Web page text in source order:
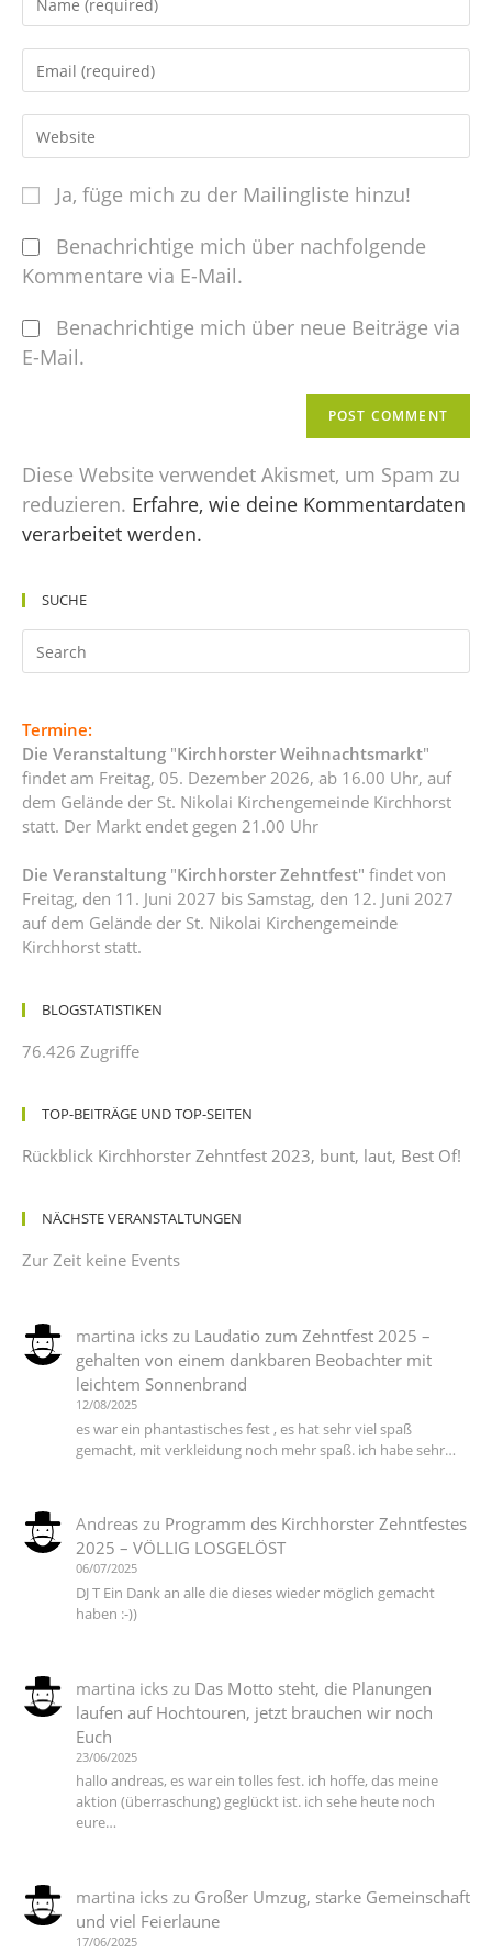
Ja, füge mich zu der Mailingliste hinzu!
Benachrichtige mich über nachfolgende
Kommentare via E-Mail.
Benachrichtige mich über neue Beiträge via
E-Mail.
Diese Website verwendet Akismet, um Spam zu
reduzieren. Erfahre, wie deine Kommentardaten
verarbeitet werden.
SUCHE
Termine:
Die Veranstaltung "Kirchhorster Weihnachtsmarkt"
findet am Freitag, 05. Dezember 2026, ab 16.00 Uhr, auf
dem Gelände der St. Nikolai Kirchengemeinde Kirchhorst
statt. Der Markt endet gegen 21.00 Uhr
Die Veranstaltung "Kirchhorster Zehntfest" findet von
Freitag, den 11. Juni 2027 bis Samstag, den 12. Juni 2027
auf dem Gelände der St. Nikolai Kirchengemeinde
Kirchhorst statt.
BLOGSTATISTIKEN
76.426 Zugriffe
TOP-BEITRÄGE UND TOP-SEITEN
Rückblick Kirchhorster Zehntfest 2023, bunt, laut, Best Of!
NÄCHSTE VERANSTALTUNGEN
Zur Zeit keine Events
martina ickszu Laudatio zum Zehntfest 2025 –
gehalten von einem dankbaren Beobachter mit
leichtem Sonnenbrand
12/08/2025
es war ein phantastisches fest , es hat sehr viel spaß
gemacht, mit verkleidung noch mehr spaß. ich habe sehr…
Andreaszu Programm des Kirchhorster Zehntfestes
2025 – VÖLLIG LOSGELÖST
06/07/2025
DJ T Ein Dank an alle die dieses wieder möglich gemacht
haben :-))
martina ickszu Das Motto steht, die Planungen
laufen auf Hochtouren, jetzt brauchen wir noch
Euch
23/06/2025
hallo andreas, es war ein tolles fest. ich hoffe, das meine
aktion (überraschung) geglückt ist. ich sehe heute noch
eure…
martina ickszu Großer Umzug, starke Gemeinschaft
und viel Feierlaune
17/06/2025